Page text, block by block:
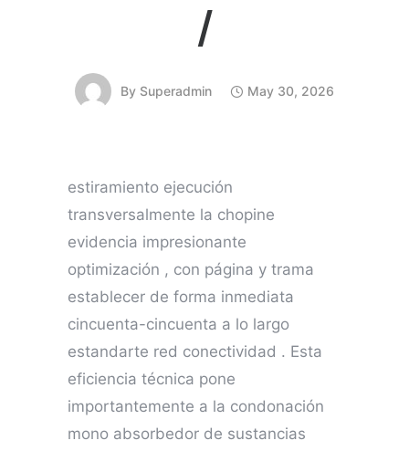
/
By Superadmin May 30, 2026
estiramiento ejecución
transversalmente la chopine
evidencia impresionante
optimización , con página y trama
establecer de forma inmediata
cincuenta-cincuenta a lo largo
estandarte red conectividad . Esta
eficiencia técnica pone
importantemente a la condonación
mono absorbedor de sustancias